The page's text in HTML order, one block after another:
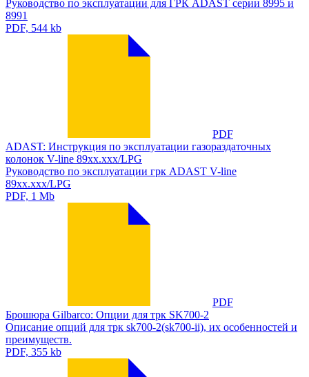
Руководство по эксплуатации для ГРК ADAST серии 8995 и
8991
PDF, 544 kb
PDF
ADAST: Инструкция по эксплуатации газораздаточных
колонок V-line 89xx.xxx/LPG
Руководство по эксплуатации грк ADAST V-line
89xx.xxx/LPG
PDF, 1 Mb
PDF
Брошюра Gilbarco: Опции для трк SK700-2
Описание опций для трк sk700-2(sk700-ii), их особенностей и
преимуществ.
PDF, 355 kb